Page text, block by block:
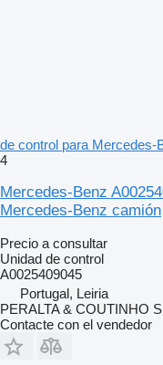
de control para Mercedes-
4
Mercedes-Benz
Mercedes-Benz camión
Precio a consultar
Unidad de control
A0025409045
Portugal, Leiria
PERALTA & COUTINHO
Contacte con el vendedor